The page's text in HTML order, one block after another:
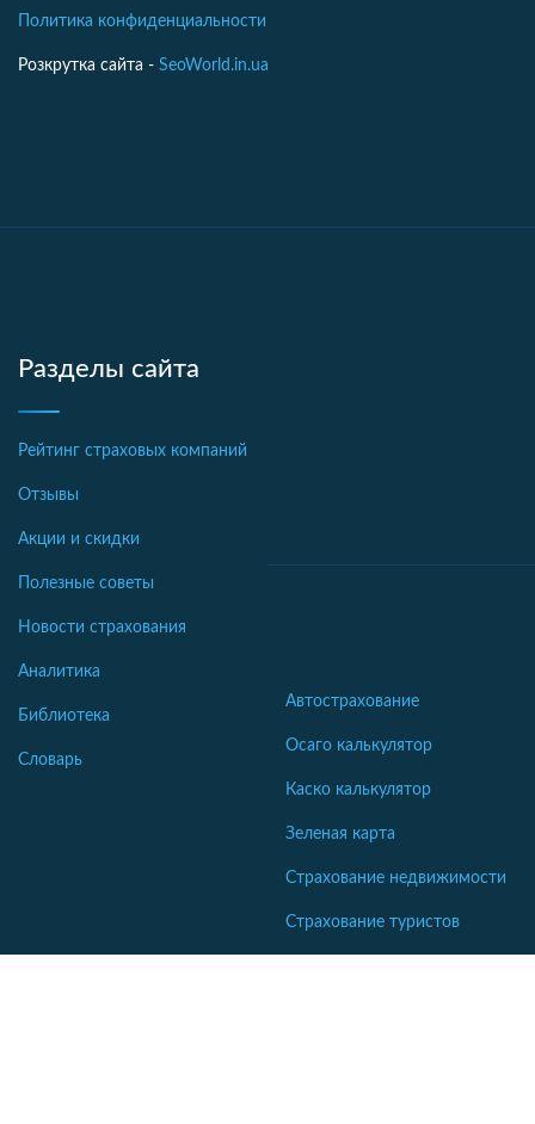
Политика конфиденциальности
Розкрутка сайта - SeoWorld.in.ua
Разделы сайта
Рейтинг страховых компаний
Отзывы
Акции и скидки
Полезные советы
Новости страхования
Аналитика
Библиотека
Словарь
Автострахование
Осаго калькулятор
Каско калькулятор
Зеленая карта
Страхование недвижимости
Страхование туристов